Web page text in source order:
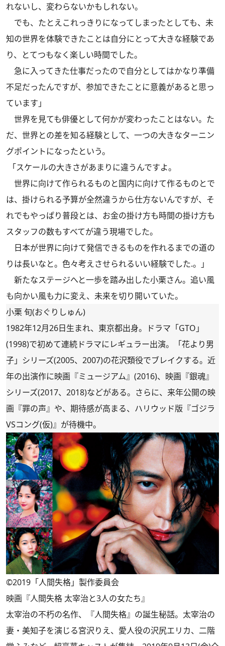
れないし、変わらないかもしれない。
でも、たとえこれっきりになってしまったとしても、未
知の世界を体験できたことは自分にとって大きな経験であ
り、とてつもなく楽しい時間でした。
急に入ってきた仕事だったので自分としてはかなり準備
不足だったんですが、参加できたことに意義があると思っ
ています」
世界を見ても俳優として何かが変わったことはない。た
だ、世界との差を知る経験として、一つの大きなターニン
グポイントになったという。
「スケールの大きさがあまりに違うんですよ。
世界に向けて作られるものと国内に向けて作るものとで
は、掛けられる予算が全然違うから仕方ないんですが、そ
れでもやっぱり普段とは、お金の掛け方も時間の掛け方も
スタッフの数もすべてが違う現場でした。
日本が世界に向けて発信できるものを作れるまでの道の
りは長いなと。色々考えさせられるいい経験でした.。」
新たなステージへと一歩を踏み出した小栗さん。追い風
も向かい風も力に変え、未来を切り開いていた。
小栗 旬(おぐりしゅん)
1982年12月26日生まれ、東京都出身。ドラマ「GTO」
(1998)で初めて連続ドラマにレギュラー出演。「花より男
子」シリーズ(2005、2007)の花沢類役でブレイクする。近
年の出演作に映画『ミュージアム』(2016)、映画『銀魂』
シリーズ(2017、2018)などがある。さらに、来年公開の映
画『罪の声』や、期待感が高まる、ハリウッド版『ゴジラ
VSコング(仮)』が待機中。
©2019「人間失格」製作委員会
映画『人間失格 太宰治と3人の女たち』
太宰治の不朽の名作、『人間失格』の誕生秘話。太宰治の
妻・美知子を演じる宮沢りえ、愛人役の沢尻エリカ、二階